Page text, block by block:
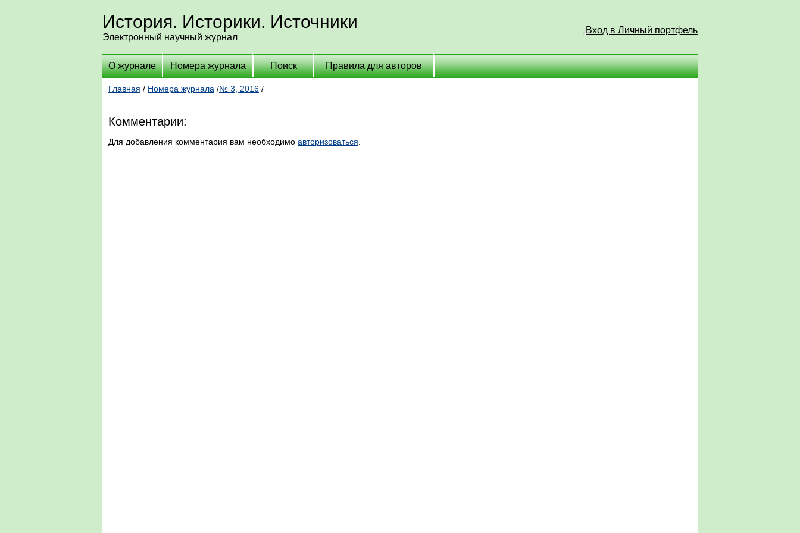
История. Историки. Источники
Электронный научный журнал
Вход в Личный портфель
О журнале Номера журнала Поиск Правила для авторов
Главная / Номера журнала /№ 3, 2016 /
Комментарии:
Для добавления комментария вам необходимо авторизоваться